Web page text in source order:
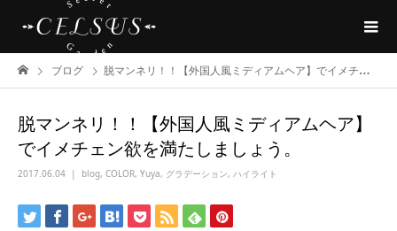
ブログ 脱マンネリ！！【外国人風ミディアムヘア】でイメチェン欲を満たしましょう。
脱マンネリ！！【外国人風ミディアムヘア】
でイメチェン欲を満たしましょう。
2017.06.04 blog, COLOR, Yuya, グラデーション, ハイライト